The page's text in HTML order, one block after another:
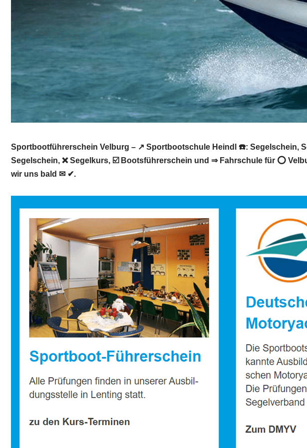
Sportbootführerschein Velburg – ↗️ Sportbootschule Heindl ☎️: Segelschein,
Segelschein, ❌ Segelkurs, ☑️ Bootsführerschein und ⇒ Fahrschule für ⭕
wir uns bald ✉ ✔.